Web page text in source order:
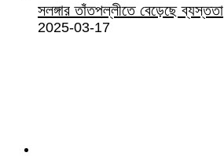
সলঙ্গার তাঁতপল্লীতে বেড়েছে ব্যস্ততা
2025-03-17